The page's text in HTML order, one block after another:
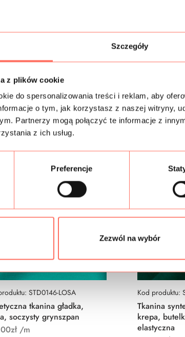
Szczegóły
z plików cookie
do spersonalizowania treści i reklam, aby
o tym, jak korzystasz z naszej witryny,
Partnerzy mogą połączyć te informacje z
z ich usług.
Preferencje
Zezwól na wybór
Podobne
STD0146-LOSA
tkanina gładka,
soczysty grynszpan
zł/m
Kod produktu:
Tkanina
krepa,
elastyczna